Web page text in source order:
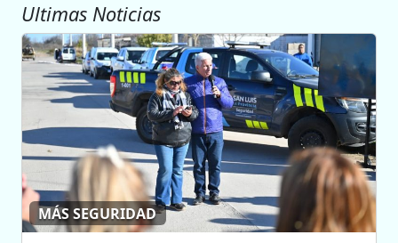
Ultimas Noticias
MÁS SEGURIDAD